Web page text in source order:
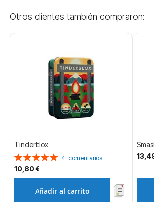
Otros clientes también compraron:
Tinderblox
Valoración:
100%
4 comentarios
10,80 €
Añadir al carrito